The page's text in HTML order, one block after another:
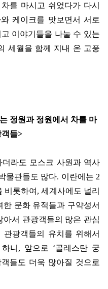
를 마시고 쉬었다가 다시
케이크를 맛보면서 서로
이야기들을 나눌 수 있는
세월을 함께 지내 온 고풍
정원과 정원에서 차를 마
들>
라도 모스크 사원과 역사
물관들도 많다. 이란에는 2
비롯하여 , 세계사에도 널리
문화 유적들과 구약성서
서 관광객들의 많은 관심
관광객들의 유치를 위해서
니 , 앞으로 ‘골레스탄 궁
들도 더욱 많아질 것으로